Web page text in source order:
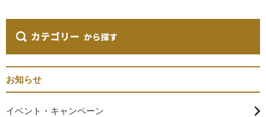
お知らせ
イベント・キャンペーン